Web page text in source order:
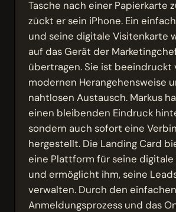
Tasche nach einer Papierkarte
zückt er sein iPhone. Ein
und seine digitale Visitenkarte
auf das Gerät der
übertragen. Sie ist beeindruckt
modernen Herangehensweise
nahtlosen Austausch. Markus
einen bleibenden Eindruck
sondern auch sofort eine
hergestellt. Die Landing Card
eine Plattform für seine
und ermöglicht ihm, seine
verwalten. Durch den einfachen
Anmeldungsprozess und das